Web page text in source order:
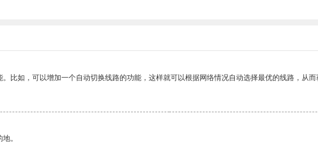
比如，可以增加一个自动切换线路的功能，这样就可以根据网络情况自动选择最优的线路，从而
。